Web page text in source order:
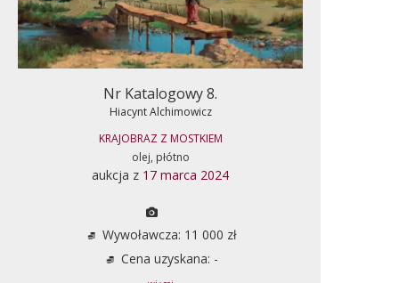
Nr Katalogowy 8.
Hiacynt Alchimowicz
KRAJOBRAZ Z MOSTKIEM
olej, płótno
aukcja z 17 marca 2024
Wywoławcza: 11 000 zł
Cena uzyskana: -